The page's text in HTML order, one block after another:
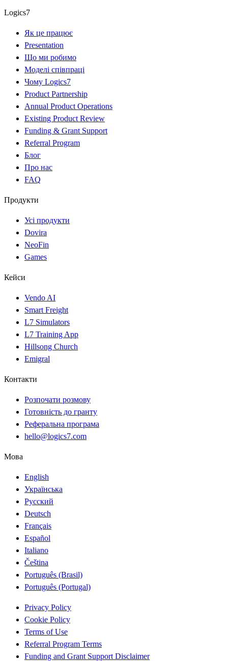
Logics7
Як це працює
Presentation
Що ми робимо
Моделі співпраці
Чому Logics7
Product Partnership
Annual Product Operations
Existing Product Review
Funding & Grant Support
Referral Program
Блог
Про нас
FAQ
Продукти
Усі продукти
Dovira
NeoFin
Games
Кейси
Vendo AI
Smart Freight
L7 Simulators
L7 Training App
Hillsong Church
Emigral
Контакти
Розпочати розмову
Готовність до гранту
Реферальна програма
hello@logics7.com
Мова
English
Українська
Русский
Deutsch
Français
Español
Italiano
Čeština
Português (Brasil)
Português (Portugal)
Privacy Policy
Cookie Policy
Terms of Use
Referral Program Terms
Funding and Grant Support Disclaimer